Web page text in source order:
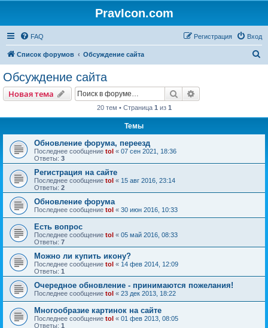
PravIcon.com
FAQ Вход
Регистрация
Список форумов Обсуждение сайта
Обсуждение сайта
Новая тема Поиск
20 тем • Страница 1 из 1
Темы
Обновление форума, переезд
Последнее сообщение tol « 07 сен 2021, 18:36
Ответы: 3
Регистрация на сайте
Последнее сообщение tol « 15 авг 2016, 23:14
Ответы: 2
Обновление форума
Последнее сообщение tol « 30 июн 2016, 10:33
Есть вопрос
Последнее сообщение tol « 05 май 2016, 08:33
Ответы: 7
Можно ли купить икону?
Последнее сообщение tol « 14 фев 2014, 12:09
Ответы: 1
Очередное обновление - принимаются пожелания!
Последнее сообщение tol « 23 дек 2013, 18:22
Многообразие картинок на сайте
Последнее сообщение tol « 01 фев 2013, 08:05
Ответы: 1